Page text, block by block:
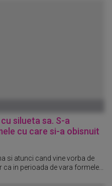
silueta sa. S-a
cu care si-a obisnuit
si atunci cand vine vorba de
in perioada de vara formele...